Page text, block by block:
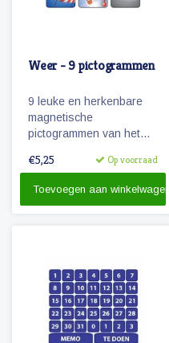
Weer - 9 pictogrammen
9 leuke en herkenbare
magnetische
pictogrammen van het
€5,25 Op voorraad
Toevoegen aan winkelwagen